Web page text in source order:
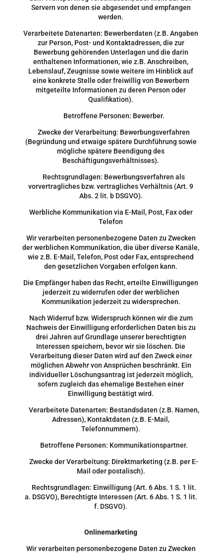
Servern von denen sie abgesendet und empfangen
werden.
Verarbeitete Datenarten: Bewerberdaten (z.B. Angaben
zur Person, Post- und Kontaktadressen, die zur
Bewerbung gehörenden Unterlagen und die darin
enthaltenen Informationen, wie z.B. Anschreiben,
Lebenslauf, Zeugnisse sowie weitere im Hinblick auf
eine konkrete Stelle oder freiwillig von Bewerbern
mitgeteilte Informationen zu deren Person oder
Qualifikation).
Betroffene Personen: Bewerber.
Zwecke der Verarbeitung: Bewerbungsverfahren
(Begründung und etwaige spätere Durchführung sowie
mögliche spätere Beendigung des
Beschäftigungsverhältnisses).
Rechtsgrundlagen: Bewerbungsverfahren als
vorvertragliches bzw. vertragliches Verhältnis (Art. 9
Abs. 2 lit. b DSGVO).
Werbliche Kommunikation via E-Mail, Post, Fax oder
Telefon
Wir verarbeiten personenbezogene Daten zu Zwecken
der werblichen Kommunikation, die über diverse Kanäle,
wie z.B. E-Mail, Telefon, Post oder Fax, entsprechend
den gesetzlichen Vorgaben erfolgen kann.
Die Empfänger haben das Recht, erteilte Einwilligungen
jederzeit zu widerrufen oder der werblichen
Kommunikation jederzeit zu widersprechen.
Nach Widerruf bzw. Widerspruch können wir die zum
Nachweis der Einwilligung erforderlichen Daten bis zu
drei Jahren auf Grundlage unserer berechtigten
Interessen speichern, bevor wir sie löschen. Die
Verarbeitung dieser Daten wird auf den Zweck einer
möglichen Abwehr von Ansprüchen beschränkt. Ein
individueller Löschungsantrag ist jederzeit möglich,
sofern zugleich das ehemalige Bestehen einer
Einwilligung bestätigt wird.
Verarbeitete Datenarten: Bestandsdaten (z.B. Namen,
Adressen), Kontaktdaten (z.B. E-Mail,
Telefonnummern).
Betroffene Personen: Kommunikationspartner.
Zwecke der Verarbeitung: Direktmarketing (z.B. per E-
Mail oder postalisch).
Rechtsgrundlagen: Einwilligung (Art. 6 Abs. 1 S. 1 lit.
a. DSGVO), Berechtigte Interessen (Art. 6 Abs. 1 S. 1 lit.
f. DSGVO).
Onlinemarketing
Wir verarbeiten personenbezogene Daten zu Zwecken